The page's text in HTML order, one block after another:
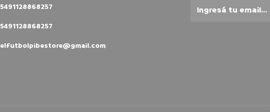
5491128868257
5491128868257
elfutbolpibestore@gmail.com